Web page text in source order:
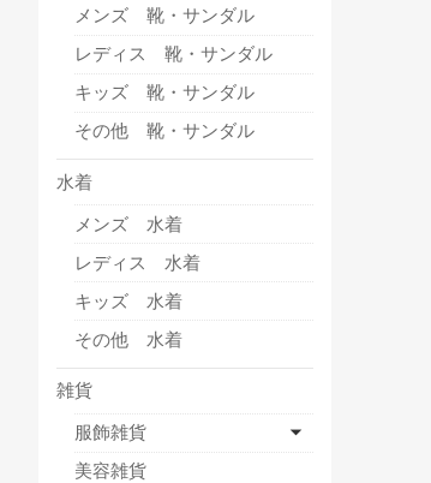
メンズ 靴・サンダル
レディス 靴・サンダル
キッズ 靴・サンダル
その他 靴・サンダル
水着
メンズ 水着
レディス 水着
キッズ 水着
その他 水着
雑貨
服飾雑貨
美容雑貨